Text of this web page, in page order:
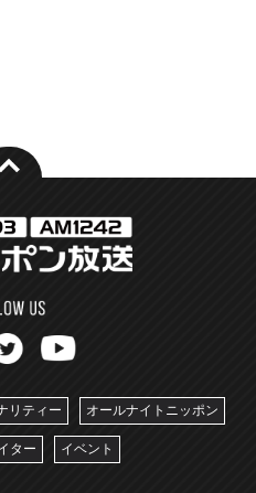
リティー オールナイトニッポン
ター イベント